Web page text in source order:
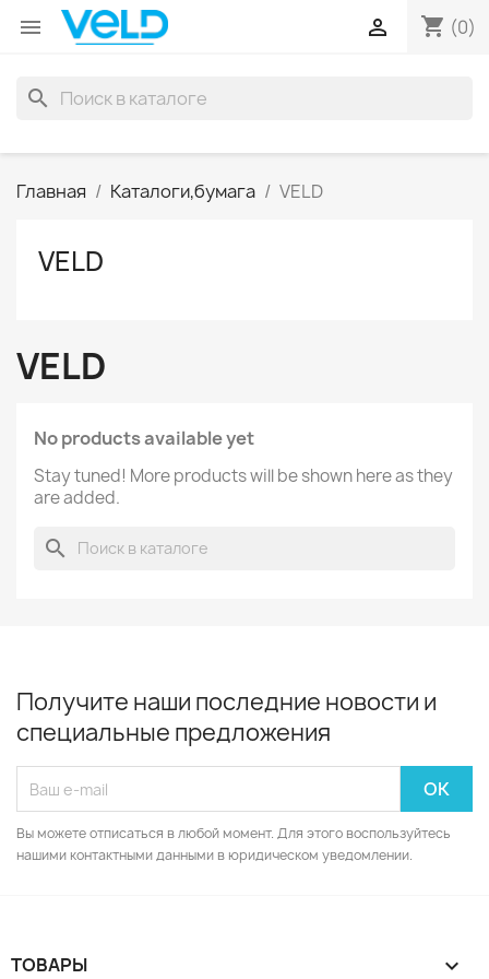
 shopping_cart (0)

search
Главная Каталоги,бумага VELD
VELD
VELD
No products available yet
Stay tuned! More products will be shown here as they
are added.
search
Получите наши последние новости и
специальные предложения
Вы можете отписаться в любой момент. Для этого воспользуйтесь
нашими контактными данными в юридическом уведомлении.
ТОВАРЫ 